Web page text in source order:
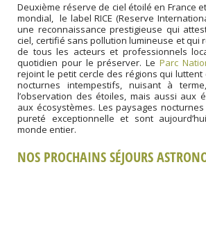
Deuxième réserve de ciel étoilé en France
mondial, le label RICE (Reserve
une reconnaissance prestigieuse qui
ciel, certifié sans pollution lumineuse et qui
de tous les acteurs et professionnels
quotidien pour le préserver. Le Parc
rejoint le petit cercle des régions qui luttent
nocturnes intempestifs, nuisant à
l’observation des étoiles, mais aussi aux
aux écosystèmes. Les paysages
pureté exceptionnelle et sont
monde entier.
NOS PROCHAINS SÉJOURS